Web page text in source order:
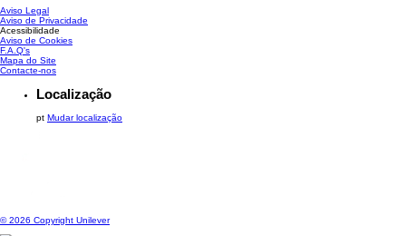
Aviso Legal
Aviso de Privacidade
Acessibilidade
Aviso de Cookies
Gerir Preferências
Mapa do Site